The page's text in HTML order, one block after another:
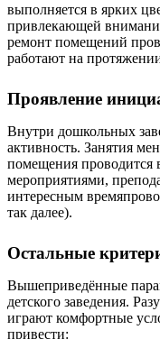
выполняется в ярких
привлекающей
ремонт помещений
работают на
Проявление
Внутри дошкольных
активность. Занятия
помещения проводится
мероприятиями,
интересным
так далее).
Остальные
Вышеприведённые
детского заведения.
играют комфортные
привести: